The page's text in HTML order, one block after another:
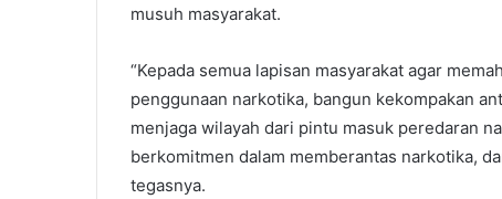
musuh masyarakat.
“Kepada semua lapisan masyarakat agar
penggunaan narkotika, bangun kekompakan
menjaga wilayah dari pintu masuk peredaran
berkomitmen dalam memberantas narkotika,
tegasnya.